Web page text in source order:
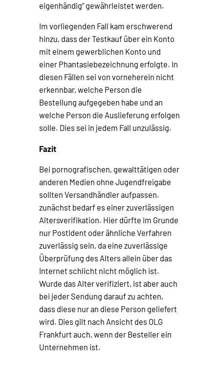
eigenhändig“ gewährleistet werden.
Im vorliegenden Fall kam erschwerend
hinzu, dass der Testkauf über ein Konto
mit einem gewerblichen Konto und
einer Phantasiebezeichnung erfolgte. In
diesen Fällen sei von vorneherein nicht
erkennbar, welche Person die
Bestellung aufgegeben habe und an
welche Person die Auslieferung erfolgen
solle. Dies sei in jedem Fall unzulässig.
Fazit
Bei pornografischen, gewalttätigen oder
anderen Medien ohne Jugendfreigabe
sollten Versandhändler aufpassen.
zunächst bedarf es einer zuverlässigen
Altersverifikation. Hier dürfte im Grunde
nur PostIdent oder ähnliche Verfahren
zuverlässig sein, da eine zuverlässige
Überprüfung des Alters allein über das
Internet schlicht nicht möglich ist.
Wurde das Alter verifiziert, ist aber auch
bei jeder Sendung darauf zu achten,
dass diese nur an diese Person geliefert
wird. Dies gilt nach Ansicht des OLG
Frankfurt auch, wenn der Besteller ein
Unternehmen ist.